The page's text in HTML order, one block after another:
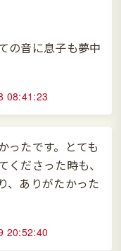
の音に息子も夢中
08:41:23
ったです。とても
ださった時も、
、ありがたかった
20:52:40